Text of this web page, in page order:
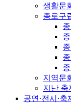
생활문
종로구
지역문
지난 축
공연·전시·축